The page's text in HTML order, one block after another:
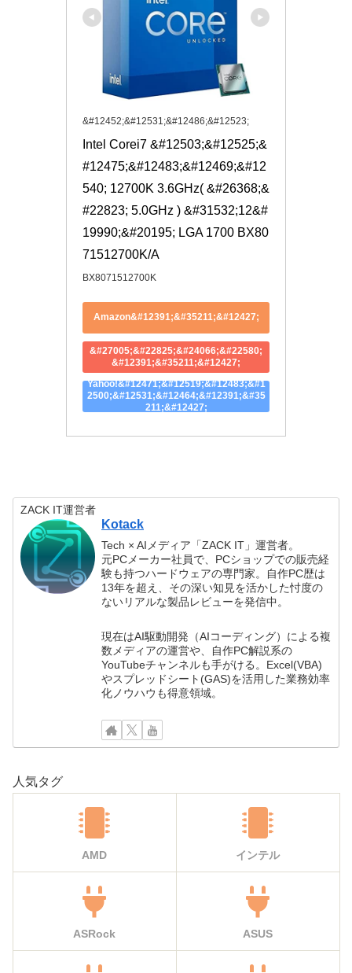
&#12452;&#12531;&#12486;&#12523;
Intel Corei7 &#12503;&#12525;&
#12475;&#12483;&#12469;&#12
540; 12700K 3.6GHz( &#26368;&
#22823; 5.0GHz ) &#31532;12&#
19990;&#20195; LGA 1700 BX80
71512700K/A
BX8071512700K
Amazon&#12391;&#35211;&#12427;
&#27005;&#22825;&#24066;&#22580;
&#12391;&#35211;&#12427;
Yahoo!&#12471;&#12519;&#12483;&#1
2500;&#12531;&#12464;&#12391;&#35
211;&#12427;
ZACK IT運営者
Kotack
Tech × AIメディア「ZACK IT」運営者。
元PCメーカー社員で、PCショップでの販売経
験も持つハードウェアの専門家。自作PC歴は
13年を超え、その深い知見を活かした忖度の
ないリアルな製品レビューを発信中。
現在はAI駆動開発（AIコーディング）による複
数メディアの運営や、自作PC解説系の
YouTubeチャンネルも手がける。Excel(VBA)
やスプレッドシート(GAS)を活用した業務効率
化ノウハウも得意領域。
人気タグ
AMD インテル
ASRock ASUS